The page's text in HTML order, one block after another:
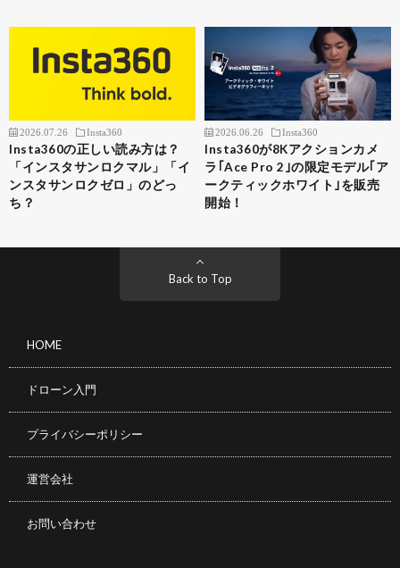
2026.07.26 Insta360
Insta360の正しい読み方は？
「インスタサンロクマル」「イ
ンスタサンロクゼロ」のどっ
ち？
2026.06.26 Insta360
Insta360が8Kアクションカメ
ラ｢Ace Pro 2｣の限定モデル｢ア
ークティックホワイト｣を販売
開始！
Back to Top
HOME
ドローン入門
プライバシーポリシー
運営会社
お問い合わせ